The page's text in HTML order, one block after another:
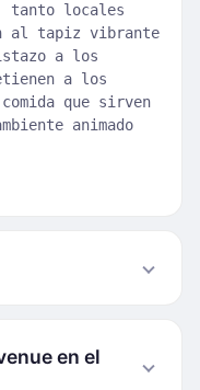
tanto locales
al tapiz vibrante
a los
a los
que sirven
animado
en el